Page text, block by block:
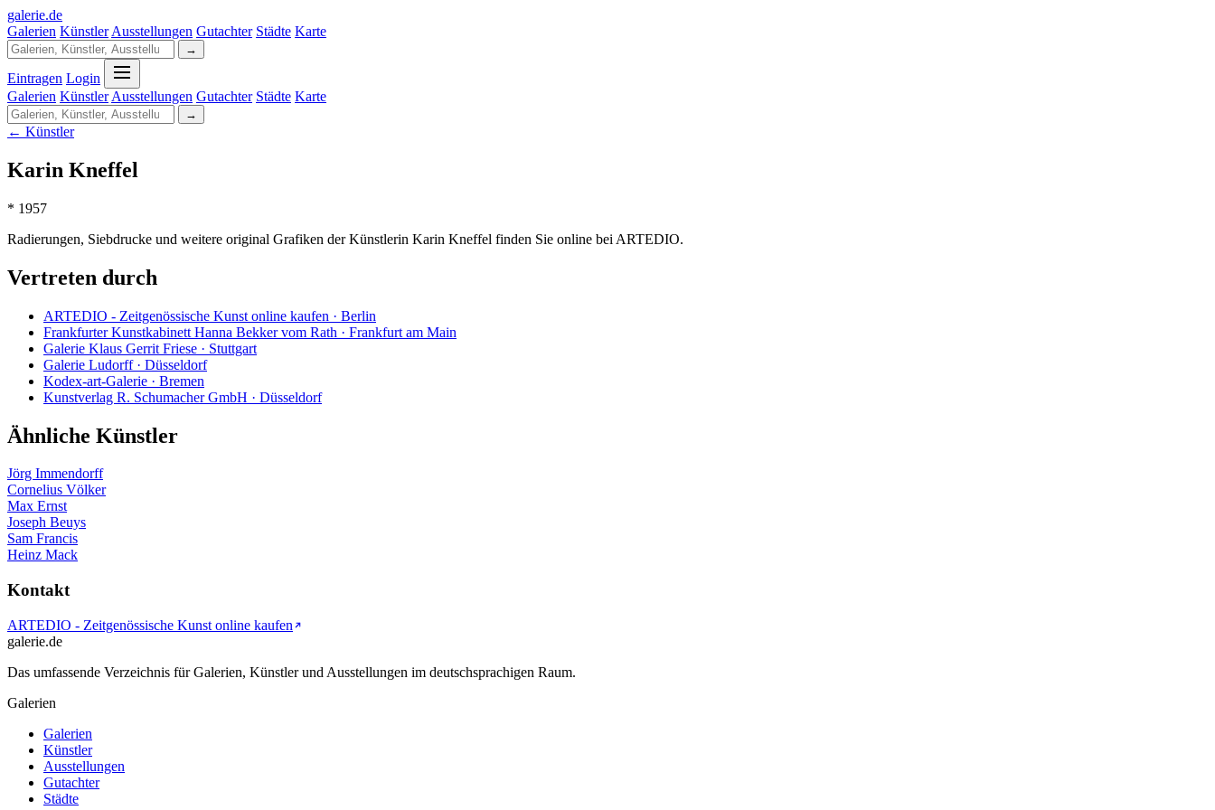
galerie.de
Galerien Künstler Ausstellungen Gutachter Städte Karte
→
Eintragen Login
Galerien Künstler Ausstellungen Gutachter Städte Karte
→
← Künstler
Karin Kneffel
* 1957
Radierungen, Siebdrucke und weitere original Grafiken der Künstlerin Karin Kneffel finden Sie online bei ARTEDIO.
Vertreten durch
ARTEDIO - Zeitgenössische Kunst online kaufen · Berlin
Frankfurter Kunstkabinett Hanna Bekker vom Rath · Frankfurt am Main
Galerie Klaus Gerrit Friese · Stuttgart
Galerie Ludorff · Düsseldorf
Kodex-art-Galerie · Bremen
Kunstverlag R. Schumacher GmbH · Düsseldorf
Ähnliche Künstler
Jörg Immendorff
Cornelius Völker
Max Ernst
Joseph Beuys
Sam Francis
Heinz Mack
Kontakt
ARTEDIO - Zeitgenössische Kunst online kaufen
galerie.de
Das umfassende Verzeichnis für Galerien, Künstler und Ausstellungen im deutschsprachigen Raum.
Galerien
Galerien
Künstler
Ausstellungen
Gutachter
Städte